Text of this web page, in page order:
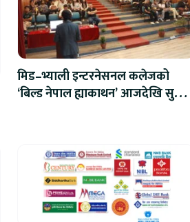
मिड–भ्याली इन्टरनेसनल कलेजको
‘बिल्ड नेपाल ह्याकाथन’ आजदेखि सुरु,